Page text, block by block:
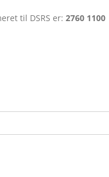
til DSRS er: 2760 1100